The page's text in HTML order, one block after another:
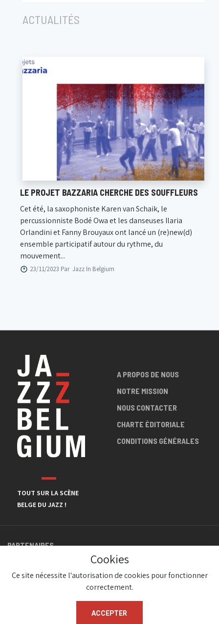
ACTUALITÉS
LE PROJET BAZZARIA CHERCHE DES SOUFFLEURS
Cet été, la saxophoniste Karen van Schaik, le
percussionniste Bodé Owa et les danseuses Ilaria
Orlandini et Fanny Brouyaux ont lancé un (re)new(d)
ensemble participatif autour du rythme, du
mouvement...
23/11/2023 Par Jazz In Belgium
TOUT SUR LA SCÈNE
BELGE DU JAZZ !
A PROPOS DE NOUS
NOTRE MISSION
NOUS CONTACTER
CHARTE ÉDITORIALE
CONDITIONS GÉNÉRALES
PARTENAIRES
Cookies
Ce site nécessite l'autorisation de cookies pour fonctionner
correctement.
ACCEPTER